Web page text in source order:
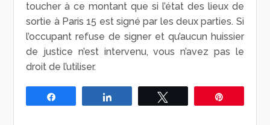
toucher à ce montant que si l’état des lieux de
sortie à Paris 15 est signé par les deux parties. Si
l’occupant refuse de signer et qu’aucun huissier
de justice n’est intervenu, vous n’avez pas le
droit de l’utiliser.